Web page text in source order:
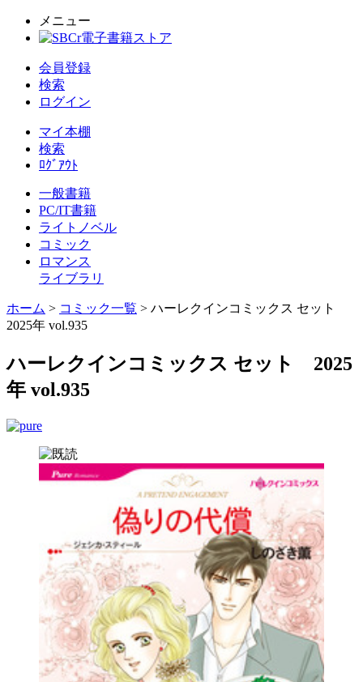
メニュー
会員登録
検索
ログイン
マイ本棚
検索
ﾛｸﾞｱｳﾄ
一般書籍
PC/IT書籍
ライトノベル
コミック
ロマンス
ライブラリ
ホーム > コミック一覧 > ハーレクインコミックス セット
2025年 vol.935
ハーレクインコミックス セット 2025
年 vol.935